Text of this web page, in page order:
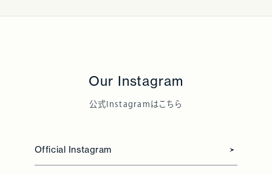
Our Instagram
公式Instagramはこちら
Official Instagram